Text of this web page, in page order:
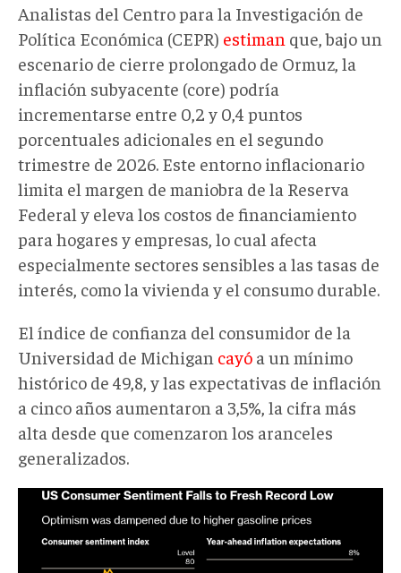
Analistas del Centro para la Investigación de
Política Económica (CEPR) estiman que, bajo un
escenario de cierre prolongado de Ormuz, la
inflación subyacente (core) podría
incrementarse entre 0,2 y 0,4 puntos
porcentuales adicionales en el segundo
trimestre de 2026. Este entorno inflacionario
limita el margen de maniobra de la Reserva
Federal y eleva los costos de financiamiento
para hogares y empresas, lo cual afecta
especialmente sectores sensibles a las tasas de
interés, como la vivienda y el consumo durable.
El índice de confianza del consumidor de la
Universidad de Michigan cayó a un mínimo
histórico de 49,8, y las expectativas de inflación
a cinco años aumentaron a 3,5%, la cifra más
alta desde que comenzaron los aranceles
generalizados.
Screenshot
2026-
05-